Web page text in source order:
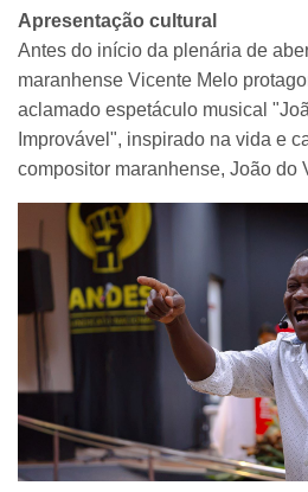
Apresentação cultural
Antes do início da plenária de
maranhense Vicente Melo
aclamado espetáculo musical
Improvável", inspirado na vida e
compositor maranhense, João do